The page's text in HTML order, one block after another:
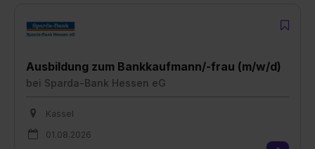
Ausbildung zum Bankkaufmann/-frau (m/w/d)
bei Sparda-Bank Hessen eG
Kassel
01.08.2026